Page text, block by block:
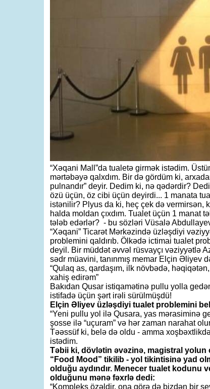
“Xəqani Mall”da tualetə girmək istədim.
mərtəbəyə qalxdım. Bir də gördüm ki,
pulnandır” deyir. Dedim ki, nə qədərdir?
özü üçün, öz cibi üçün deyirdi... 1 manata
istənilir? Plyus da ki, heç çek də vermirsən,
halda moldan çıxdım. Tualet üçün 1 manat
tələb edərlər? - bu sözləri Vüsalə
“Xəqani” Ticarət Mərkəzində üzləşdiyi
problemini qaldırıb. Ölkədə ictimai tualet
deyil. Bir müddət əvvəl rüsvayçı vəziyyətlə
sədr müavini, tanınmış memar Elçin Əliyev
“Qulaq as, qardaşım, ilk növbədə,
xahiş edirəm”
Bakıdan Qusar istiqamətinə pullu yolla
istifadə üçün şərt irəli sürülmüşdü!
Elçin Əliyev üzləşdiyi tualet problemini
“Yeni pullu yol ilə Qusara, yas mərasiminə
şosse ilə “uçuram” və hər zaman narahat
Təəssüf ki, belə də oldu - amma
istədim.
Təbii ki, dövlətin əvəzinə, magistral yolun
“Food Mood” tikilib - yol tikintisinə yad
olduğu aydındır. Menecer tualet kodunu
olduğunu mənə fəxrlə dedi:
“Kompleks özəldir, ona görə də bizdən bir